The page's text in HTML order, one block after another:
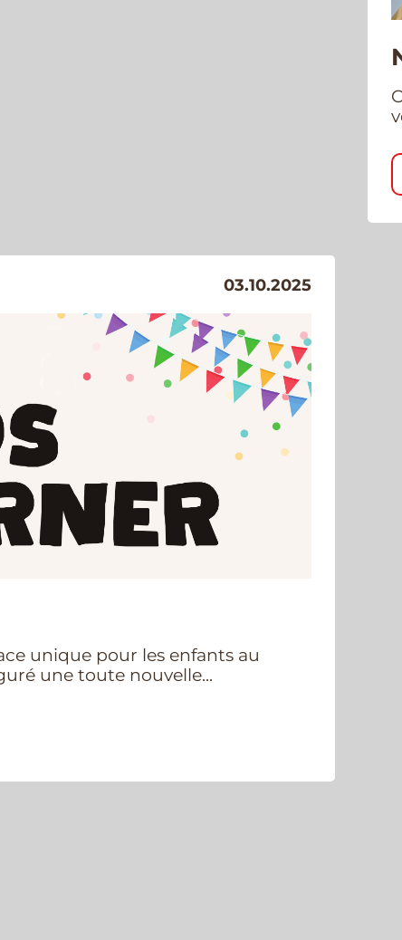
03.10.2025
unique pour les enfants au
une toute nouvelle...